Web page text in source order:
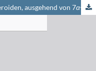
ausgehend von 7α-Methyl-östron